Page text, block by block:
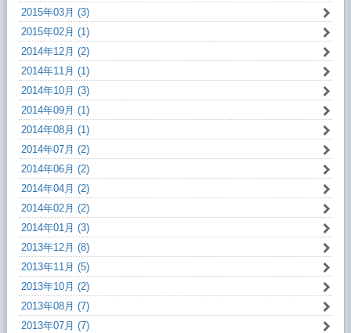
2015年03月 (3)
2015年02月 (1)
2014年12月 (2)
2014年11月 (1)
2014年10月 (3)
2014年09月 (1)
2014年08月 (1)
2014年07月 (2)
2014年06月 (2)
2014年04月 (2)
2014年02月 (2)
2014年01月 (3)
2013年12月 (8)
2013年11月 (5)
2013年10月 (2)
2013年08月 (7)
2013年07月 (7)